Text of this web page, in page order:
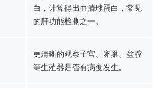
白，计算得出血清球蛋白，常见
的肝功能检测之一。
更清晰的观察子宫、卵巢、盆腔
等生殖器是否有病变发生。